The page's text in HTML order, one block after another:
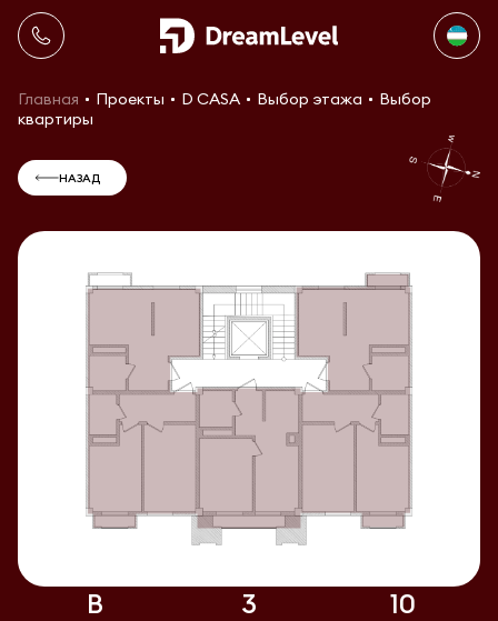
Главная Проекты D CASA Выбор этажа
Выбор
квартиры
В 3 10
НАЗАД